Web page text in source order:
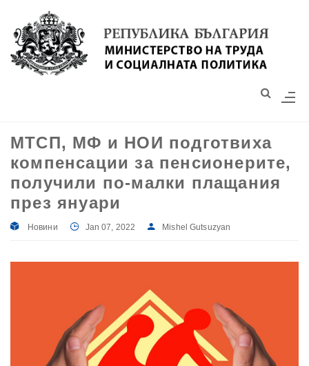
Моля,
обърнете
със
система
МТСП, МФ и НОИ подготвиха
компенсации за пенсионерите,
получили по-малки плащания
през януари
Новини Jan 07, 2022 Mishel Gutsuzyan